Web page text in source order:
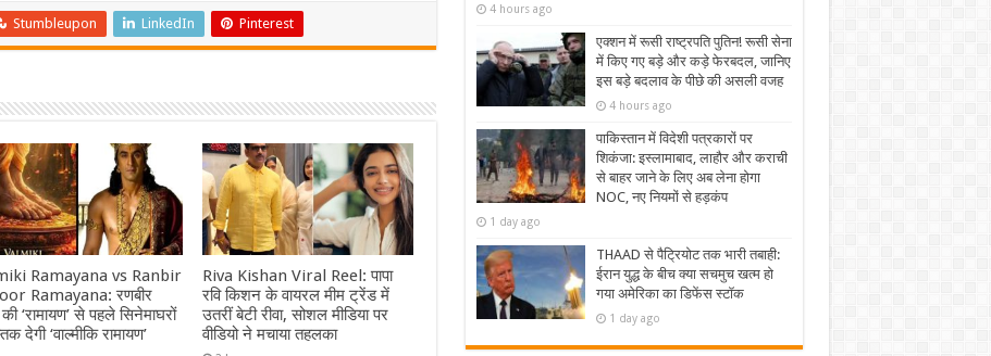
Stumbleupon LinkedIn Pinterest
Ramayana vs Ranbir
Ramayana: रणबीर
‘रामायण’ से पहले सिनेमाघरों
देगी ‘वाल्मीकि रामायण’
Riva Kishan Viral Reel: पापा
रवि किशन के वायरल मीम ट्रेंड में
उतरीं बेटी रीवा, सोशल मीडिया पर
वीडियो ने मचाया तहलका
4 hours ago
एक्शन में रूसी राष्ट्रपति पुतिन! रूसी सेना
में किए गए बड़े और कड़े फेरबदल, जानिए
इस बड़े बदलाव के पीछे की असली वजह
4 hours ago
पाकिस्तान में विदेशी पत्रकारों पर
शिकंजा: इस्लामाबाद, लाहौर और कराची
से बाहर जाने के लिए अब लेना होगा
NOC, नए नियमों से हड़कंप
1 day ago
THAAD से पैट्रियोट तक भारी तबाही:
ईरान युद्ध के बीच क्या सचमुच खत्म हो
गया अमेरिका का डिफेंस स्टॉक
1 day ago